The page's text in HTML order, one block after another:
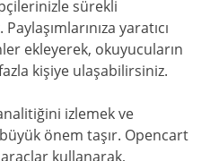
sürekli
yaratıcı
ekleyerek, okuyucuların
kişiye ulaşabilirsiniz.
izlemek ve
önem taşır. Opencart
kullanarak,